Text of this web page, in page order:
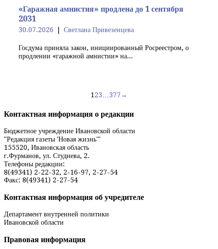
«Гаражная амнистия» продлена до 1 сентября
2031
30.07.2026 Светлана Привезенцева
Госдума приняла закон, инициированный Росреестром, о
продлении «гаражной амнистии» на...
по
123…377→
Контактная информация о редакции
Бюджетное учреждение Ивановской области
"Редакция газеты 'Новая жизнь'"
155520, Ивановская область
г.Фурманов, ул. Студнева, 2.
Телефоны редакции:
8(49341) 2-22-32, 2-16-97, 2-27-54
Факс: 8(49341) 2-27-54
Контактная информация об учредителе
Департамент внутренней политики
Ивановской области
Правовая информация